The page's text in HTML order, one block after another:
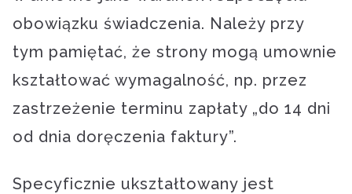
obowiązku świadczenia. Należy przy
tym pamiętać, że strony mogą umownie
kształtować wymagalność, np. przez
zastrzeżenie terminu zapłaty „do 14 dni
od dnia doręczenia faktury”.
Specyficznie ukształtowany jest